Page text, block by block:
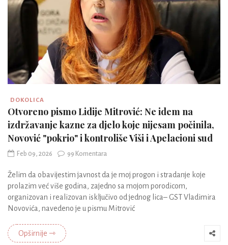
DOKOLICA
Otvoreno pismo Lidije Mitrović: Ne idem na
izdržavanje kazne za djelo koje nijesam počinila,
Novović "pokrio" i kontroliše Viši i Apelacioni sud
Feb 09, 2026 99 Komentara
Želim da obavijestim javnost da je moj progon i stradanje koje
prolazim već više godina, zajedno sa mojom porodicom,
organizovan i realizovan isključivo od jednog lica– GST Vladimira
Novovića, navedeno je u pismu Mitrović
Opširnije ⇾